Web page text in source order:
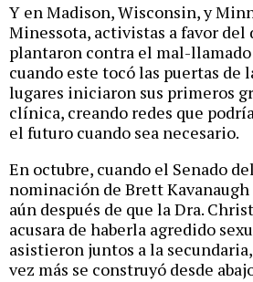
Y en Madison, Wisconsin, y
Minessota, activistas a favor del
plantaron contra el mal-llamado
cuando este tocó las puertas de
lugares iniciaron sus primeros
clínica, creando redes que
el futuro cuando sea necesario.
En octubre, cuando el Senado
nominación de Brett Kavanaugh
aún después de que la Dra.
acusara de haberla agredido
asistieron juntos a la
vez más se construyó desde